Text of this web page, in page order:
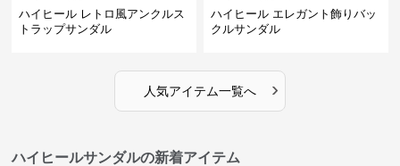
ハイヒール レトロ風アンクルス
トラップサンダル
ハイヒール エレガント飾りバッ
クルサンダル
人気アイテム一覧へ ›
ハイヒールサンダルの新着アイテム